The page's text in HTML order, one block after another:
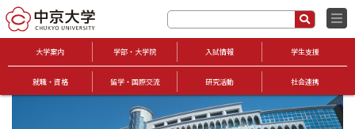
大学案内 学部・大学院 入試情報 学生支援
就職・資格 留学・国際交流 研究活動 社会連携